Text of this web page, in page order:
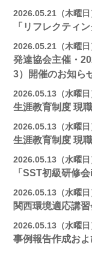
2026.05.21（木曜日
「リフレクティ
2026.05.21（木曜日
発達協会主催・
3）開催のお知ら
2026.05.13（水曜日
生涯教育制度 現
2026.05.13（水曜日
生涯教育制度 現
2026.05.13（水曜日
「SST初級研修
2026.05.13（水曜日
関西環境適応講
2026.05.13（水曜日
事例報告作成お